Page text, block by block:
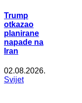
Trump
otkazao
planirane
napade na
Iran
02.08.2026.
Svijet